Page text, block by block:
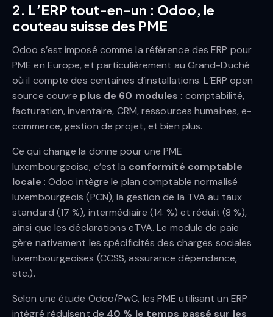
2. L’ERP tout-en-un : Odoo, le
couteau suisse des PME
Odoo s’est imposé comme la référence des ERP pour
PME en Europe, et particulièrement au Grand-Duché
où il compte des centaines d’installations. L’ERP open
source couvre plus de 60 modules : comptabilité,
facturation, inventaire, CRM, ressources humaines, e-
commerce, gestion de projet, et bien plus.
Ce qui change la donne pour une PME
luxembourgeoise, c’est la conformité comptable
locale : Odoo intègre le plan comptable normalisé
luxembourgeois (PCN), la gestion de la TVA au taux
standard (17 %), intermédiaire (14 %) et réduit (8 %),
ainsi que les déclarations eTVA. Le module de paie
gère nativement les spécificités des charges sociales
luxembourgeoises (CCSS, assurance dépendance,
etc.).
Selon une étude Odoo/PwC, les PME utilisant un ERP
intégré réduisent de 40 % le temps passé sur les